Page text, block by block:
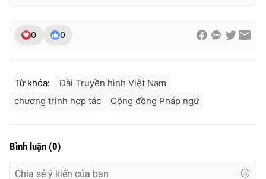
0 0
Từ khóa:
Đài Truyền hình Việt Nam
chương trình hợp tác
Cộng đồng Pháp ngữ
Bình luận (0)